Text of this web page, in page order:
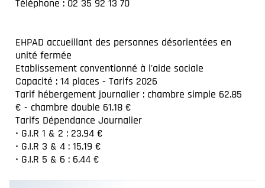
Téléphone : 02 35 92 13 70
EHPAD accueillant des personnes désorientées en
unité fermée
Etablissement conventionné à l'aide sociale
Capacité : 14 places - Tarifs 2026
Tarif hébergement journalier : chambre simple 62.85
€ - chambre double 61.18 €
Tarifs Dépendance Journalier
• G.I.R 1 & 2 : 23.94 €
• G.I.R 3 & 4 : 15.19 €
• G.I.R 5 & 6 : 6.44 €